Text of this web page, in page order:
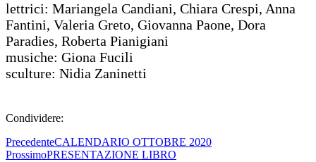
lettrici: Mariangela Candiani, Chiara Crespi, Anna
Fantini, Valeria Greto, Giovanna Paone, Dora
Paradies, Roberta Pianigiani
musiche: Giona Fucili
sculture: Nidia Zaninetti
Condividere:
PrecedenteCALENDARIO OTTOBRE 2020
ProssimoPRESENTAZIONE LIBRO